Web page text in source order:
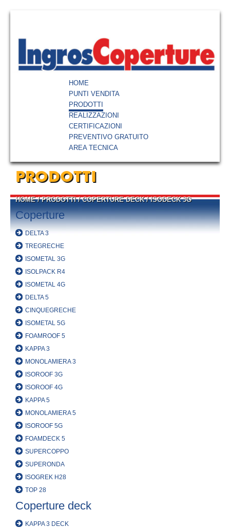
HOME
PUNTI VENDITA
PRODOTTI
REALIZZAZIONI
CERTIFICAZIONI
PREVENTIVO GRATUITO
AREA TECNICA
PRODOTTI
HOME/PRODOTTI/COPERTURE DECK/ISODECK 3G
Coperture
DELTA 3
TREGRECHE
ISOMETAL 3G
ISOLPACK R4
ISOMETAL 4G
DELTA 5
CINQUEGRECHE
ISOMETAL 5G
FOAMROOF 5
KAPPA 3
MONOLAMIERA 3
ISOROOF 3G
ISOROOF 4G
KAPPA 5
MONOLAMIERA 5
ISOROOF 5G
FOAMDECK 5
SUPERCOPPO
SUPERONDA
ISOGREK H28
TOP 28
Coperture deck
KAPPA 3 DECK